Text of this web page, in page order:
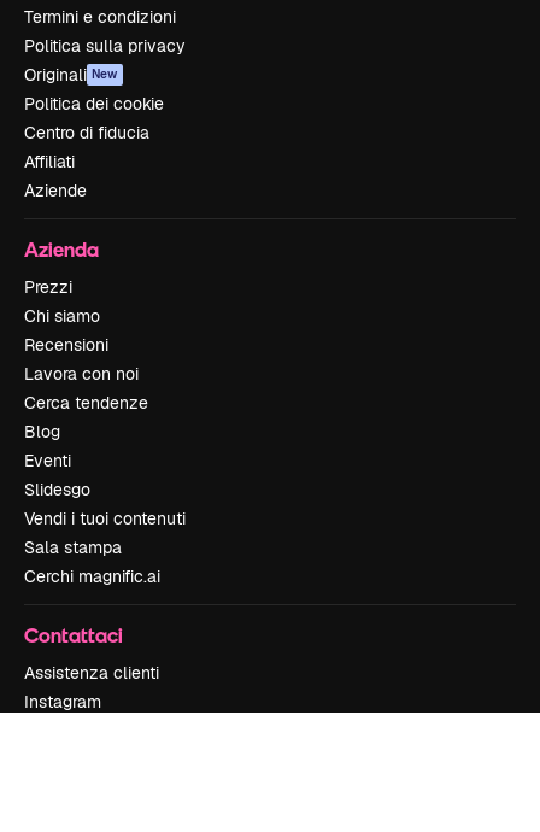
Termini e condizioni
Politica sulla privacy
Originali New
Politica dei cookie
Centro di fiducia
Affiliati
Aziende
Azienda
Prezzi
Chi siamo
Recensioni
Lavora con noi
Cerca tendenze
Blog
Eventi
Slidesgo
Vendi i tuoi contenuti
Sala stampa
Cerchi magnific.ai
Contattaci
Assistenza clienti
Instagram